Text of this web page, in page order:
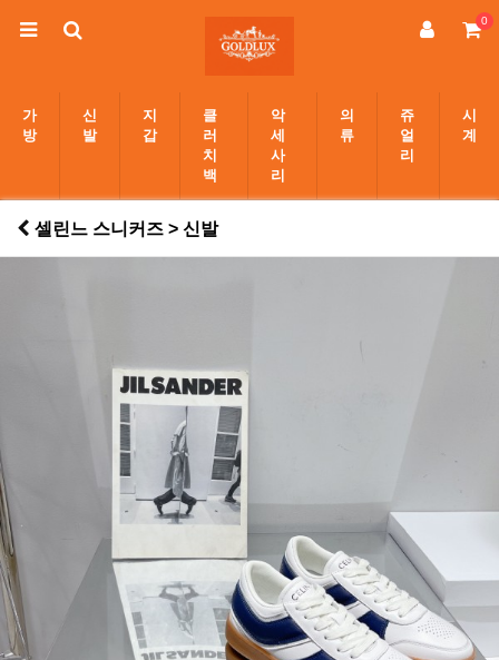
0
가
방
신
발
지
갑
클
러
치
백
악
세
사
리
의
류
쥬
얼
리
시
계
셀린느 스니커즈 > 신발